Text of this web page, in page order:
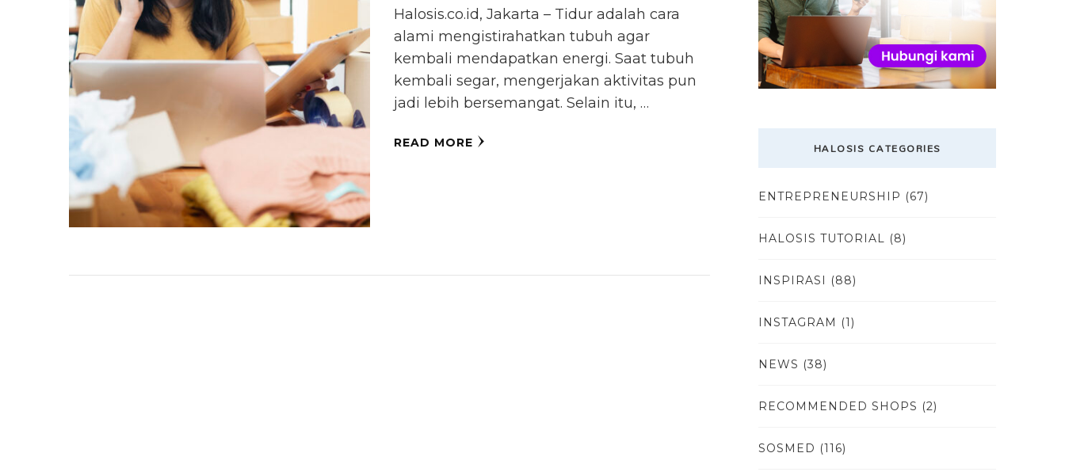
Halosis.co.id, Jakarta – Tidur adalah cara
alami mengistirahatkan tubuh agar
kembali mendapatkan energi. Saat tubuh
kembali segar, mengerjakan aktivitas pun
jadi lebih bersemangat. Selain itu, …
READ MORE HALOSIS CATEGORIES
ENTREPRENEURSHIP (67)
HALOSIS TUTORIAL (8)
INSPIRASI (88)
INSTAGRAM (1)
NEWS (38)
RECOMMENDED SHOPS (2)
SOSMED (116)